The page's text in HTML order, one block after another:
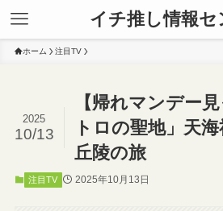
イチ推し情報セ
ホーム 注目TV
【帰れマンデー
トロの聖地」天
丘陵の旅
2025
10/13
注目TV 2025年10月13日